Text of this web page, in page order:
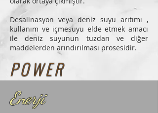
Enerji
Desalinasyon veya deniz suyu arıtımı ,
kullanım ve içmesuyu elde etmek amacı
ile deniz suyunun tuzdan ve diğer
maddelerden arındırılması prosesidir.
P O W E R